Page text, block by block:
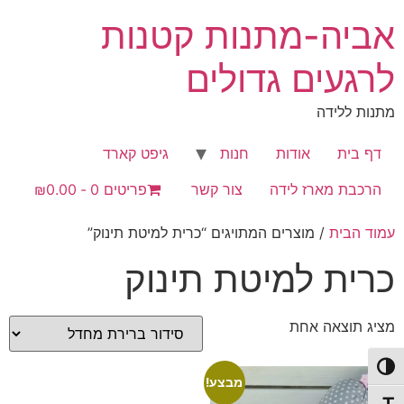
הפעל/כבה ניגודיות גבוהה
לתוכן
אביה-מתנות קטנות
לרגעים גדולים
מתנות ללידה
דף בית אודות חנות
גיפט קארד
הרכבת מארז לידה
צור קשר פריטים 0 ₪0.00
עמוד הבית / מוצרים המתויגים “כרית למיטת תינוק”
כרית למיטת תינוק
מציג תוצאה אחת
מבצע!